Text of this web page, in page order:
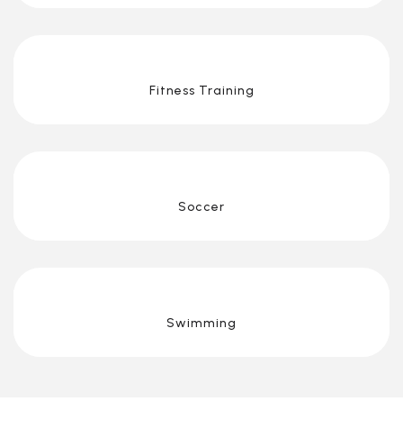
Fitness Training
Soccer
Swimming